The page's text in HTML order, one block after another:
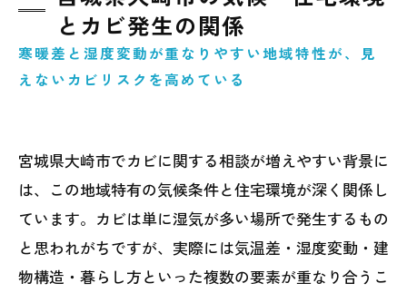
とカビ発生の関係
寒暖差と湿度変動が重なりやすい地域特性が、見
えないカビリスクを高めている
宮城県大崎市でカビに関する相談が増えやすい背景に
は、この地域特有の気候条件と住宅環境が深く関係し
ています。カビは単に湿気が多い場所で発生するもの
と思われがちですが、実際には気温差・湿度変動・建
物構造・暮らし方といった複数の要素が重なり合うこ